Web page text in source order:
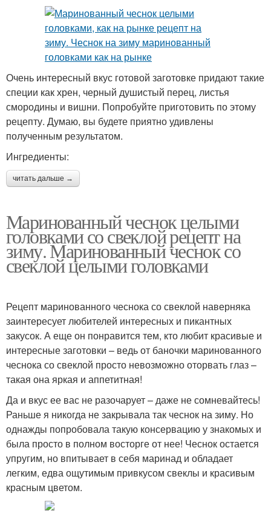
Очень интересный вкус готовой заготовке придают такие
специи как хрен, черный душистый перец, листья
смородины и вишни. Попробуйте приготовить по этому
рецепту. Думаю, вы будете приятно удивлены
полученным результатом.
Ингредиенты:
читать дальше →
Маринованный чеснок целыми
головками со свеклой рецепт на
зиму. Маринованный чеснок со
свеклой целыми головками
Рецепт маринованного чеснока со свеклой наверняка
заинтересует любителей интересных и пикантных
закусок. А еще он понравится тем, кто любит красивые и
интересные заготовки – ведь от баночки маринованного
чеснока со свеклой просто невозможно оторвать глаз –
такая она яркая и аппетитная!
Да и вкус ее вас не разочарует – даже не сомневайтесь!
Раньше я никогда не закрывала так чеснок на зиму. Но
однажды попробовала такую консервацию у знакомых и
была просто в полном восторге от нее! Чеснок остается
упругим, но впитывает в себя маринад и обладает
легким, едва ощутимым привкусом свеклы и красивым
красным цветом.